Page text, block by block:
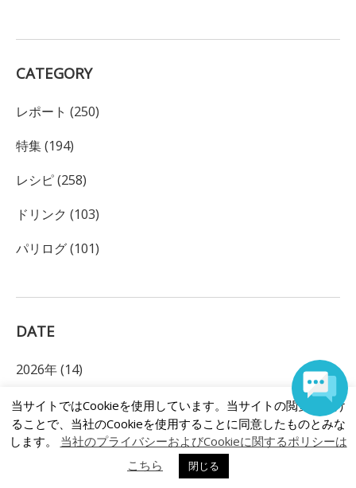
CATEGORY
レポート (250)
特集 (194)
レシピ (258)
ドリンク (103)
パリログ (101)
DATE
2026年 (14)
2025年 (29)
2024年 (38)
当サイトではCookieを使用しています。当サイトの閲覧を続け
ることで、当社のCookieを使用することに同意したものとみな
します。 当社のプライバシーおよびCookieに関するポリシーは
こちら
閉じる